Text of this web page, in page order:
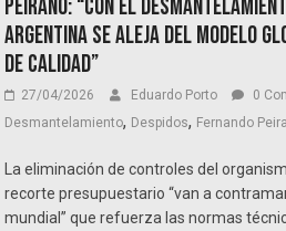
Peirano: “Con el
Argentina se aleja del modelo
de calidad”
27/04/2026 Eduardo Porto
0
Desmantelamiento, Despidos, Fernando
La eliminación de controles del
recorte presupuestario “van a
mundial” que refuerza las normas